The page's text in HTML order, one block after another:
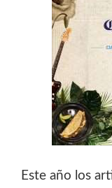
Este año los